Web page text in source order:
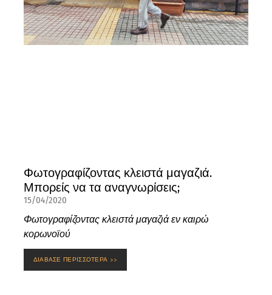
Φωτογραφίζοντας κλειστά μαγαζιά.
Μπορείς να τα αναγνωρίσεις;
15/04/2020
Φωτογραφίζοντας κλειστά μαγαζιά εν καιρώ
κορωνοϊού
ΔΙΑΒΑΣΕ ΠΕΡΙΣΣΟΤΕΡΑ >>